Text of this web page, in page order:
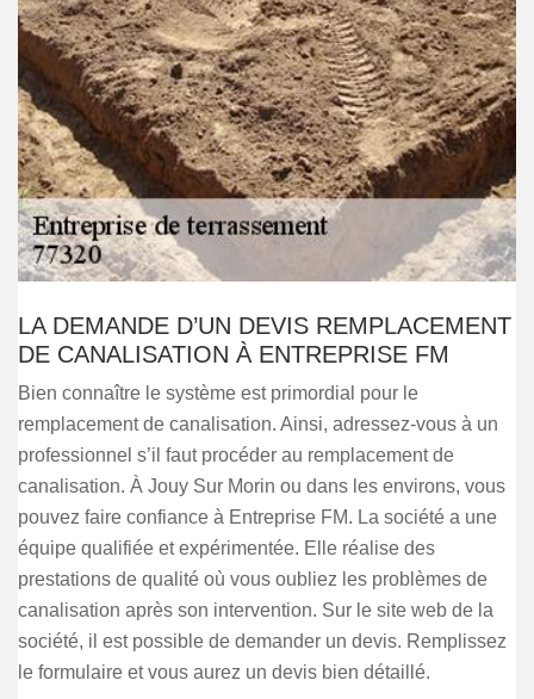
LA DEMANDE D’UN DEVIS REMPLACEMENT
DE CANALISATION À ENTREPRISE FM
Bien connaître le système est primordial pour le
remplacement de canalisation. Ainsi, adressez-vous à un
professionnel s’il faut procéder au remplacement de
canalisation. À Jouy Sur Morin ou dans les environs, vous
pouvez faire confiance à Entreprise FM. La société a une
équipe qualifiée et expérimentée. Elle réalise des
prestations de qualité où vous oubliez les problèmes de
canalisation après son intervention. Sur le site web de la
société, il est possible de demander un devis. Remplissez
le formulaire et vous aurez un devis bien détaillé.